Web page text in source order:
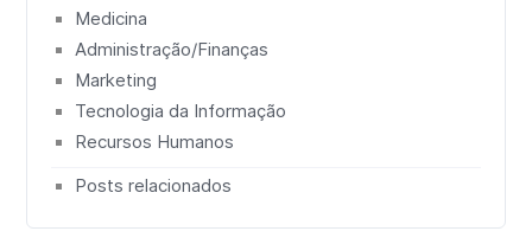
Medicina
Administração/Finanças
Marketing
Tecnologia da Informação
Recursos Humanos
Posts relacionados